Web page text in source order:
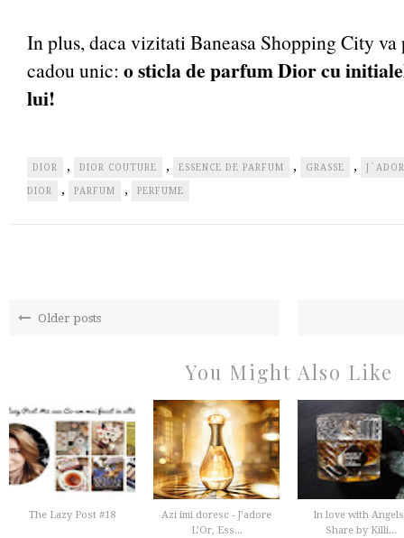
In plus, daca vizitati Baneasa Shopping City va
cadou unic: o sticla de parfum Dior cu
lui!
DIOR , DIOR COUTURE , ESSENCE DE PARFUM , GRASSE ,
DIOR , PARFUM , PERFUME
Older posts
You Might Also Like
The Lazy Post #18
Azi imi doresc - J’adore
L’Or, Ess...
In love with
Share by Killi...